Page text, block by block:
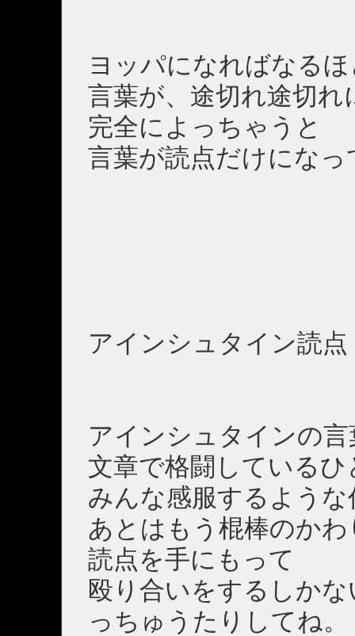
ヨッパになればなる
言葉が、途切れ途切れ
完全によっちゃうと
言葉が読点だけになっ
アインシュタイン読点
アインシュタインの
文章で格闘しているひ
みんな感服するよう
あとはもう棍棒のかわ
読点を手にもって
殴り合いをするしかな
っちゅうたりしてね。